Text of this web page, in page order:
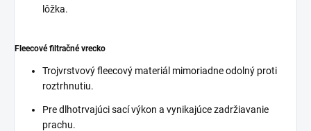
lôžka.
Fleecové filtračné vrecko
Trojvrstvový fleecový materiál mimoriadne odolný proti
roztrhnutiu.
Pre dlhotrvajúci sací výkon a vynikajúce zadržiavanie
prachu.